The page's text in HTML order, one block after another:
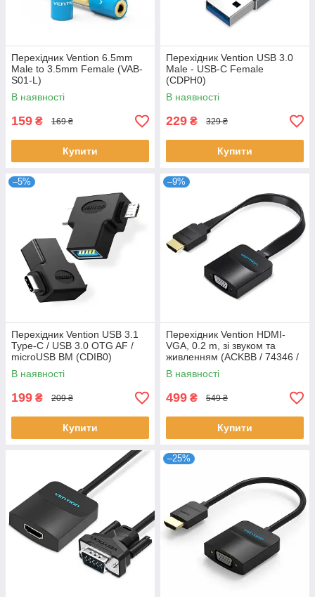
Перехідник Vention 6.5mm
Male to 3.5mm Female (VAB-
S01-L)
В наявності
159 ₴ 169 ₴
Купити
Перехідник Vention USB 3.0
Male - USB-C Female
(CDPH0)
В наявності
229 ₴ 329 ₴
Купити
–5%
Перехідник Vention USB 3.1
Type-C / USB 3.0 OTG AF /
microUSB BM (CDIB0)
В наявності
199 ₴ 209 ₴
Купити
–9%
Перехідник Vention HDMI-
VGA, 0.2 m, зі звуком та
живленням (ACKBB / 74346 /
42161)
В наявності
499 ₴ 549 ₴
Купити
–25%